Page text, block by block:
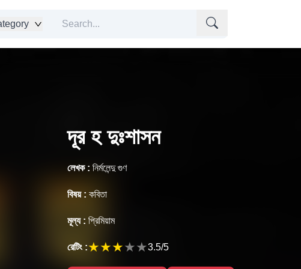
দূর হ দুঃশাসন
লেখক : নির্মলেন্দু গুণ
বিষয় : কবিতা
মূল্য : প্রিমিয়াম
রেটিং :★★★★★3.5/5